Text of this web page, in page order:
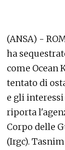
(ANSA) -
ha
come Ocean
tentato di
e gli
riporta
Corpo delle
(Irgc).